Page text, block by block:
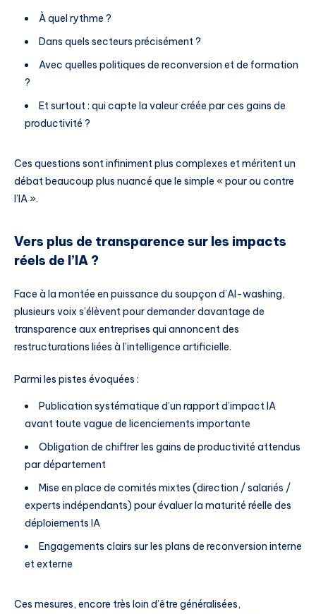
À quel rythme ?
Dans quels secteurs précisément ?
Avec quelles politiques de reconversion et de formation
?
Et surtout : qui capte la valeur créée par ces gains de
productivité ?
Ces questions sont infiniment plus complexes et méritent un
débat beaucoup plus nuancé que le simple « pour ou contre
l’IA ».
Vers plus de transparence sur les impacts
réels de l’IA ?
Face à la montée en puissance du soupçon d’AI-washing,
plusieurs voix s’élèvent pour demander davantage de
transparence aux entreprises qui annoncent des
restructurations liées à l’intelligence artificielle.
Parmi les pistes évoquées :
Publication systématique d’un rapport d’impact IA
avant toute vague de licenciements importante
Obligation de chiffrer les gains de productivité attendus
par département
Mise en place de comités mixtes (direction / salariés /
experts indépendants) pour évaluer la maturité réelle des
déploiements IA
Engagements clairs sur les plans de reconversion interne
et externe
Ces mesures, encore très loin d’être généralisées,